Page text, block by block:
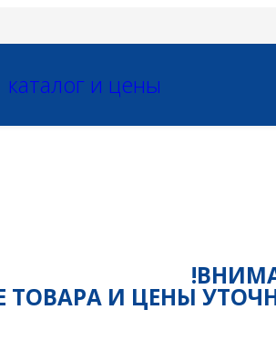
И ЦЕНЫ